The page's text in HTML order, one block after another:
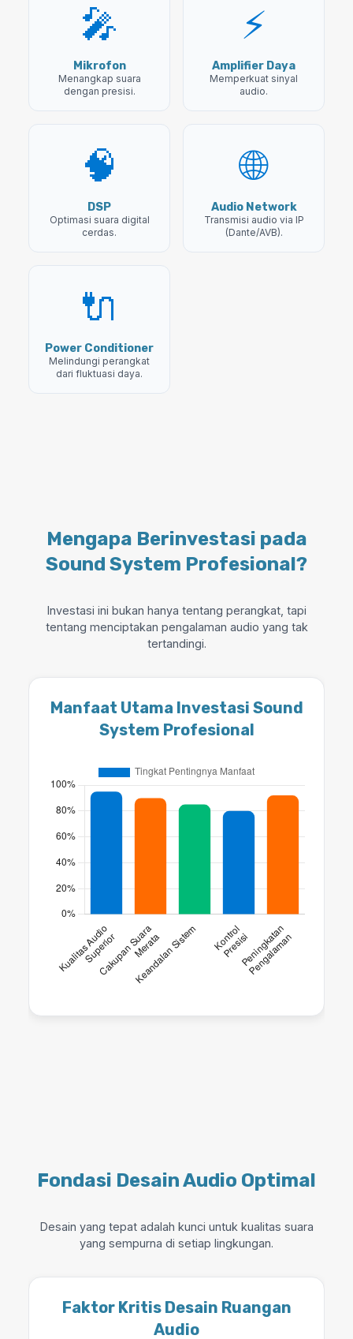
🎤
Mikrofon
Menangkap suara
dengan presisi.
⚡
Amplifier Daya
Memperkuat sinyal
audio.
🧠
DSP
Optimasi suara digital
cerdas.
🌐
Audio Network
Transmisi audio via IP
(Dante/AVB).
🔌
Power Conditioner
Melindungi perangkat
dari fluktuasi daya.
Mengapa Berinvestasi pada
Sound System Profesional?
Investasi ini bukan hanya tentang perangkat, tapi
tentang menciptakan pengalaman audio yang tak
tertandingi.
Manfaat Utama Investasi Sound
System Profesional
Fondasi Desain Audio Optimal
Desain yang tepat adalah kunci untuk kualitas suara
yang sempurna di setiap lingkungan.
Faktor Kritis Desain Ruangan
Audio